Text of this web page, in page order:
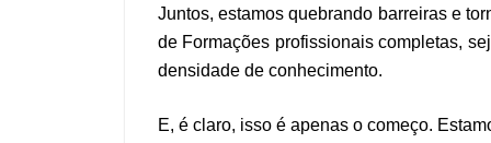
Juntos, estamos quebrando barreiras e
de Formações profissionais completas,
densidade de conhecimento.
E, é claro, isso é apenas o começo.